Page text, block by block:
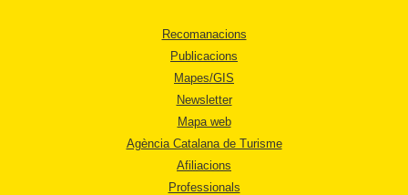
Recomanacions
Publicacions
Mapes/GIS
Newsletter
Mapa web
Agència Catalana de Turisme
Afiliacions
Professionals